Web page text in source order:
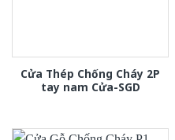
Cửa Thép Chống Cháy 2P
tay nam Cửa-SGD